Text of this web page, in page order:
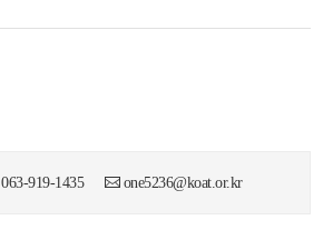
063-919-1435 one5236@koat.or.kr